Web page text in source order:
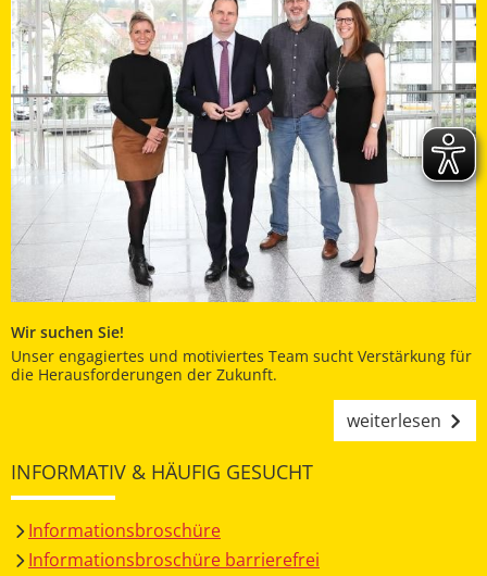
Wir suchen Sie!
Unser engagiertes und motiviertes Team sucht Verstärkung für
die Herausforderungen der Zukunft.
weiterlesen
INFORMATIV & HÄUFIG GESUCHT
Informationsbroschüre
Informationsbroschüre barrierefrei